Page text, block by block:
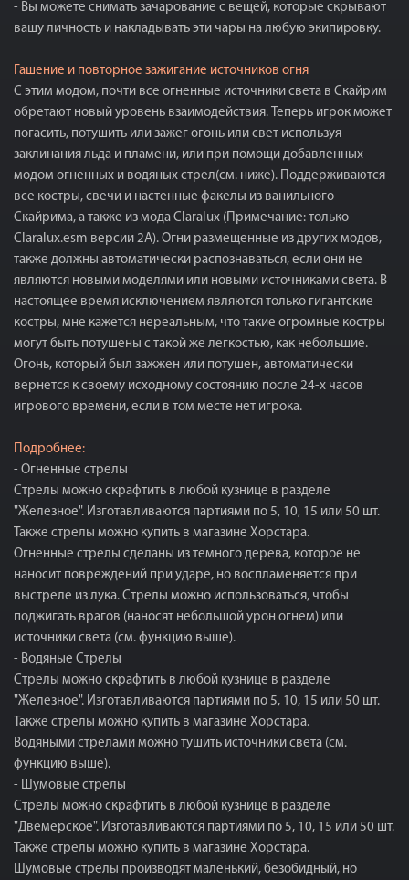
- Вы можете снимать зачарование с вещей, которые скрывают
вашу личность и накладывать эти чары на любую экипировку.
Гашение и повторное зажигание источников огня
С этим модом, почти все огненные источники света в Скайрим
обретают новый уровень взаимодействия. Теперь игрок может
погасить, потушить или зажег огонь или свет используя
заклинания льда и пламени, или при помощи добавленных
модом огненных и водяных стрел(см. ниже). Поддерживаются
все костры, свечи и настенные факелы из ванильного
Скайрима, а также из мода Claralux (Примечание: только
Claralux.esm версии 2А). Огни размещенные из других модов,
также должны автоматически распознаваться, если они не
являются новыми моделями или новыми источниками света. В
настоящее время исключением являются только гигантские
костры, мне кажется нереальным, что такие огромные костры
могут быть потушены с такой же легкостью, как небольшие.
Огонь, который был зажжен или потушен, автоматически
вернется к своему исходному состоянию после 24-х часов
игрового времени, если в том месте нет игрока.
Подробнее:
- Огненные стрелы
Стрелы можно скрафтить в любой кузнице в разделе
"Железное". Изготавливаются партиями по 5, 10, 15 или 50 шт.
Также стрелы можно купить в магазине Хорстара.
Огненные стрелы сделаны из темного дерева, которое не
наносит повреждений при ударе, но воспламеняется при
выстреле из лука. Стрелы можно использоваться, чтобы
поджигать врагов (наносят небольшой урон огнем) или
источники света (см. функцию выше).
- Водяные Стрелы
Стрелы можно скрафтить в любой кузнице в разделе
"Железное". Изготавливаются партиями по 5, 10, 15 или 50 шт.
Также стрелы можно купить в магазине Хорстара.
Водяными стрелами можно тушить источники света (см.
функцию выше).
- Шумовые стрелы
Стрелы можно скрафтить в любой кузнице в разделе
"Двемерское". Изготавливаются партиями по 5, 10, 15 или 50 шт.
Также стрелы можно купить в магазине Хорстара.
Шумовые стрелы производят маленький, безобидный, но